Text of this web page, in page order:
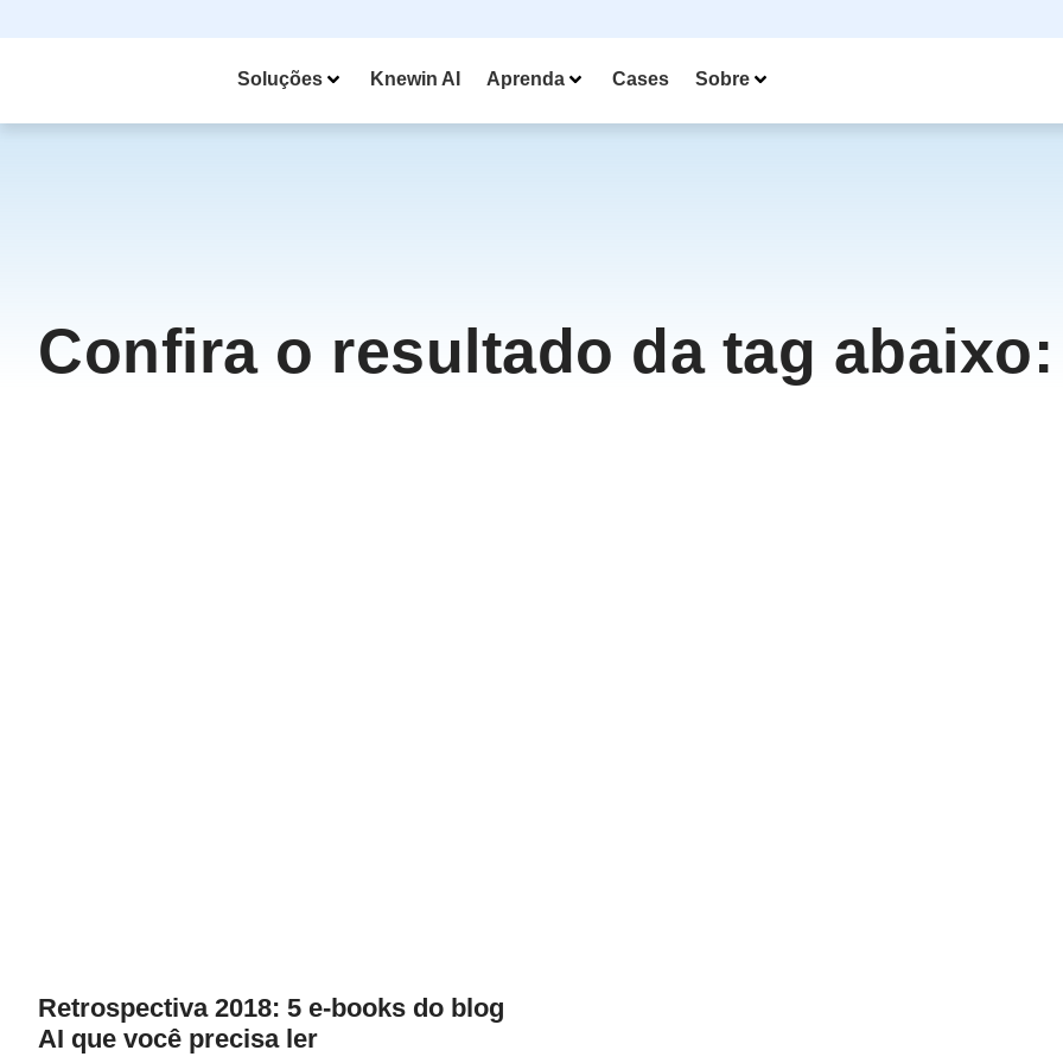
Soluções Knewin AI Aprenda Cases Sobre
Confira o resultado da tag abaixo:
Retrospectiva 2018: 5 e-books do blog
AI que você precisa ler